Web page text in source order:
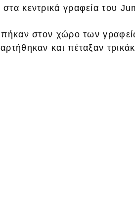
κεντρικά γραφεία του
στον χώρο των
και πέταξαν